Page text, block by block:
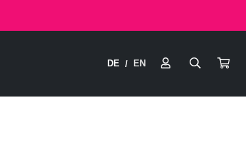
DE / EN